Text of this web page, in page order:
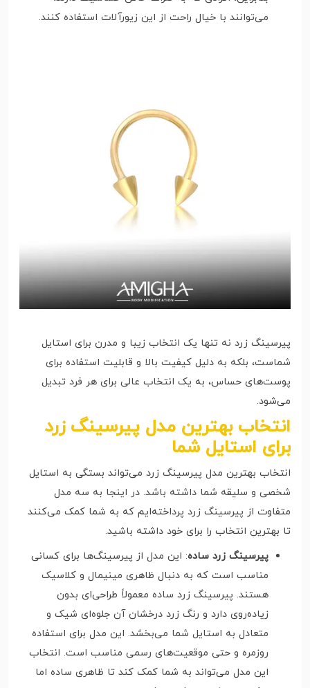
می‌توانند با خیال راحت از این زیورآلات استفاده کنند.
پیرسینگ زرد نه تنها یک انتخاب زیبا و مدرن برای استایل
شماست، بلکه به دلیل کیفیت بالا و قابلیت استفاده برای
پوست‌های حساس، به یک انتخاب عالی برای هر فرد تبدیل
می‌شود.
انتخاب بهترین مدل پیرسینگ زرد
برای استایل شما
انتخاب بهترین مدل پیرسینگ زرد می‌تواند بستگی به استایل
شخصی و سلیقه شما داشته باشد. در اینجا به سه مدل
متفاوت از پیرسینگ زرد پرداخته‌ایم که به شما کمک می‌کنند
تا بهترین انتخاب را برای خود داشته باشید.
پیرسینگ زرد ساده: این مدل از پیرسینگ‌ها برای کسانی
مناسب است که به دنبال ظاهری مینیمال و کلاسیک
هستند. پیرسینگ زرد ساده معمولاً طراحی‌ای بدون
زیاده‌روی دارد و رنگ زرد درخشان آن جلوه‌ای شیک و
متعادل به استایل شما می‌بخشد. این مدل برای استفاده
روزمره و حتی موقعیت‌های رسمی مناسب است. انتخاب
این مدل می‌تواند به شما کمک کند تا ظاهری ساده اما